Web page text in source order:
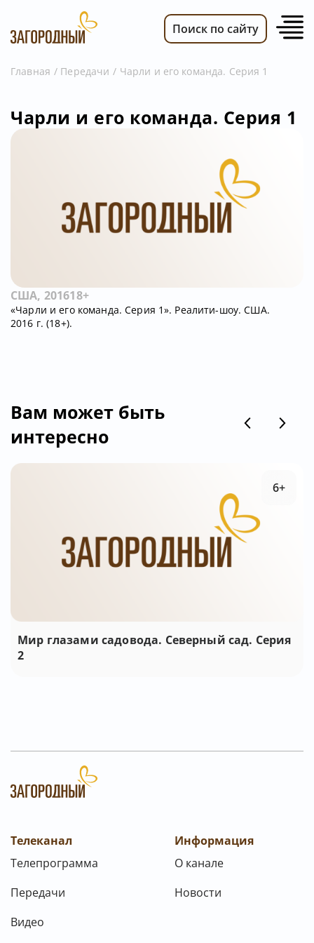
НОВОСТИ
ТЕЛЕПРОГРАММА
РЕКЛАМОДАТЕЛЯМ
Поиск по сайту
Главная Передачи Чарли и его команда. Серия 1
Чарли и его команда. Серия 1
США, 201618+
«Чарли и его команда. Серия 1». Реалити-шоу. США.
2016 г. (18+).
Вам может быть
интересно
Мир глазами садовода. Северный сад. Серия
2
6+
Телеканал
Телепрограмма
Передачи
Видео
Информация
О канале
Новости